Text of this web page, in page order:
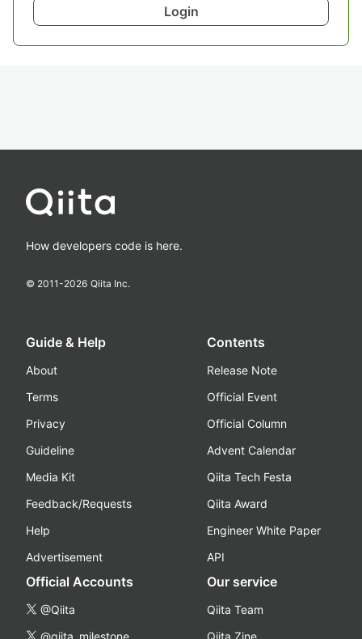
Login
How developers code is here.
© 2011-2026 Qiita Inc.
Guide & Help
About
Terms
Privacy
Guideline
Media Kit
Feedback/Requests
Help
Advertisement
Contents
Release Note
Official Event
Official Column
Advent Calendar
Qiita Tech Festa
Qiita Award
Engineer White Paper
API
Official Accounts
@Qiita
@qiita_milestone
Our service
Qiita Team
Qiita Zine